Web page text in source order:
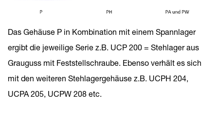
Das Gehäuse P in Kombination mit einem Spannlager
ergibt die jeweilige Serie z.B. UCP 200 = Stehlager aus
Grauguss mit Feststellschraube. Ebenso verhält es sich
mit den weiteren Stehlagergehäuse z.B. UCPH 204,
UCPA 205, UCPW 208 etc.